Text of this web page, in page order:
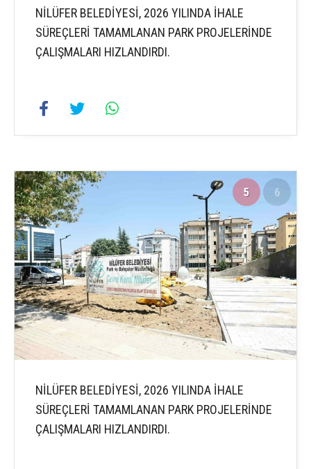
NİLÜFER BELEDİYESİ, 2026 YILINDA İHALE
SÜREÇLERİ TAMAMLANAN PARK PROJELERİNDE
ÇALIŞMALARI HIZLANDIRDI.
5 6
NİLÜFER BELEDİYESİ, 2026 YILINDA İHALE
SÜREÇLERİ TAMAMLANAN PARK PROJELERİNDE
ÇALIŞMALARI HIZLANDIRDI.